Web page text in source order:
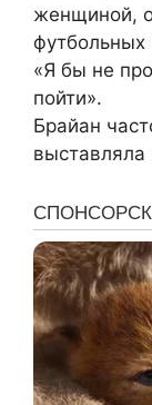
женщиной,
футбольных
«Я бы не
пойти».
Брайан